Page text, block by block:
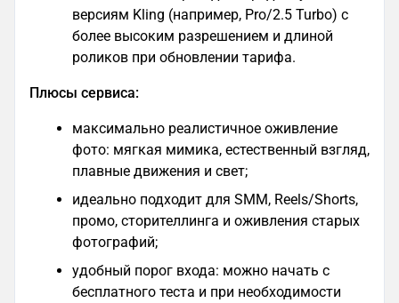
версиям Kling (например, Pro/2.5 Turbo) с
более высоким разрешением и длиной
роликов при обновлении тарифа.
Плюсы сервиса:
максимально реалистичное оживление
фото: мягкая мимика, естественный взгляд,
плавные движения и свет;
идеально подходит для SMM, Reels/Shorts,
промо, сторителлинга и оживления старых
фотографий;
удобный порог входа: можно начать с
бесплатного теста и при необходимости